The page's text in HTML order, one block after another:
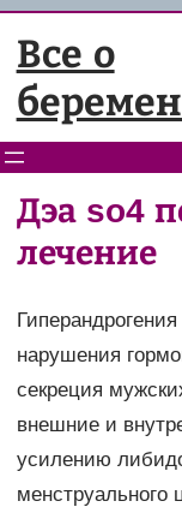
Перейти
содержимому
Все о
Дэа so4
лечение
нарушения
секреция
внешние и
усилению
менструального